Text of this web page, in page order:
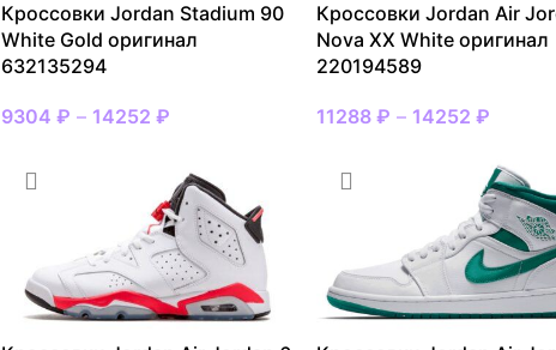
Кроссовки Jordan Stadium 90
White Gold оригинал
632135294
9304 ₽ – 14252 ₽
Кроссовки Jordan Air
Nova XX White оригинал
220194589
11288 ₽ – 14252 ₽